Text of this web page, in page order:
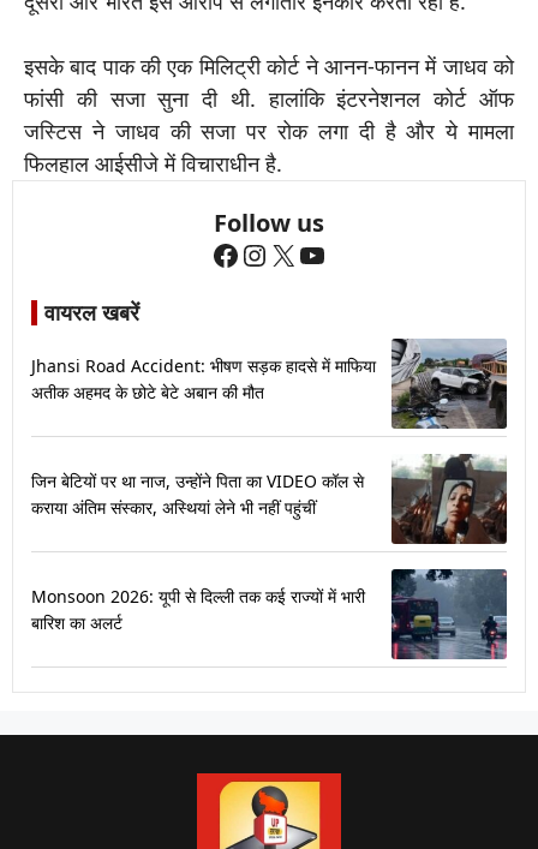
इसके बाद पाक की एक मिलिट्री कोर्ट ने आनन-फानन में जाधव को
फांसी की सजा सुना दी थी. हालांकि इंटरनेशनल कोर्ट ऑफ
जस्टिस ने जाधव की सजा पर रोक लगा दी है और ये मामला
फिलहाल आईसीजे में विचाराधीन है.
Follow us
Facebook
Instagram
X YouTube
वायरल खबरें
Jhansi Road Accident: भीषण सड़क हादसे में माफिया
अतीक अहमद के छोटे बेटे अबान की मौत
जिन बेटियों पर था नाज, उन्होंने पिता का VIDEO कॉल से
कराया अंतिम संस्कार, अस्थियां लेने भी नहीं पहुंचीं
Monsoon 2026: यूपी से दिल्ली तक कई राज्यों में भारी
बारिश का अलर्ट